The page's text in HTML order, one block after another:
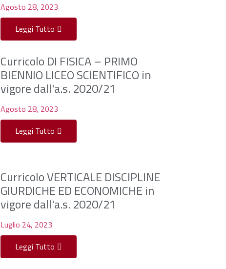
Agosto 28, 2023
Leggi Tutto
Curricolo DI FISICA – PRIMO
BIENNIO LICEO SCIENTIFICO in
vigore dall'a.s. 2020/21
Agosto 28, 2023
Leggi Tutto
Curricolo VERTICALE DISCIPLINE
GIURDICHE ED ECONOMICHE in
vigore dall'a.s. 2020/21
Luglio 24, 2023
Leggi Tutto